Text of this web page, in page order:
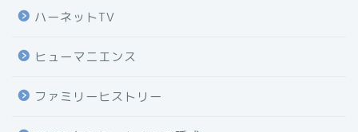
ハーネットTV
ヒューマニエンス
ファミリーヒストリー